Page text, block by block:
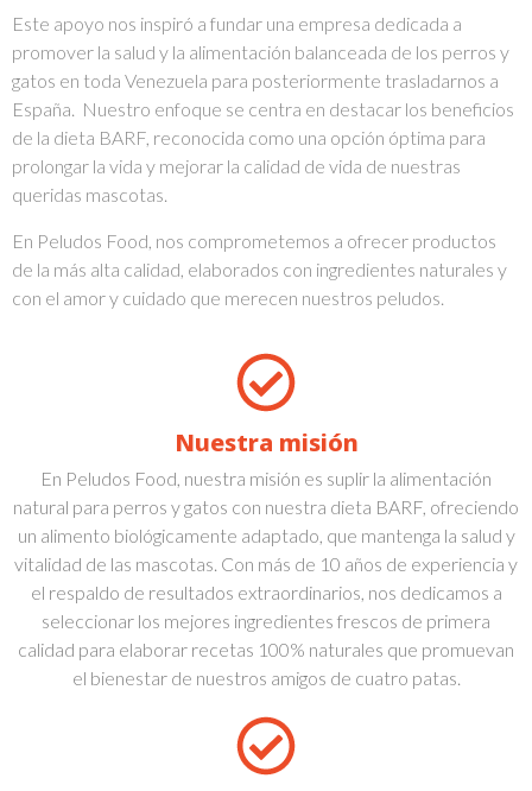
Este apoyo nos inspiró a fundar una empresa dedicada a
promover la salud y la alimentación balanceada de los perros y
gatos en toda Venezuela para posteriormente trasladarnos a
España. Nuestro enfoque se centra en destacar los beneficios
de la dieta BARF, reconocida como una opción óptima para
prolongar la vida y mejorar la calidad de vida de nuestras
queridas mascotas.
En Peludos Food, nos comprometemos a ofrecer productos
de la más alta calidad, elaborados con ingredientes naturales y
con el amor y cuidado que merecen nuestros peludos.
Nuestra misión
En Peludos Food, nuestra misión es suplir la alimentación
natural para perros y gatos con nuestra dieta BARF, ofreciendo
un alimento biológicamente adaptado, que mantenga la salud y
vitalidad de las mascotas. Con más de 10 años de experiencia y
el respaldo de resultados extraordinarios, nos dedicamos a
seleccionar los mejores ingredientes frescos de primera
calidad para elaborar recetas 100% naturales que promuevan
el bienestar de nuestros amigos de cuatro patas.